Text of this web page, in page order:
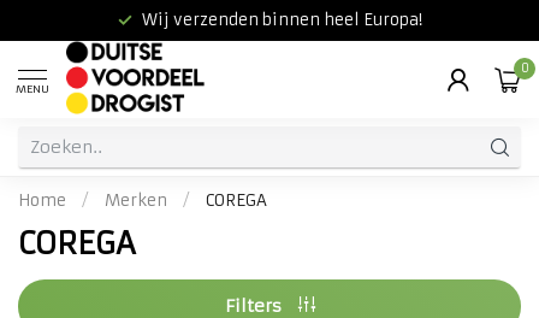
Wij verzenden binnen heel Europa!
MENU
0
Home / Merken / COREGA
COREGA
Filters